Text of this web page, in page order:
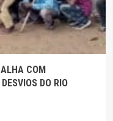
COM
DO RIO